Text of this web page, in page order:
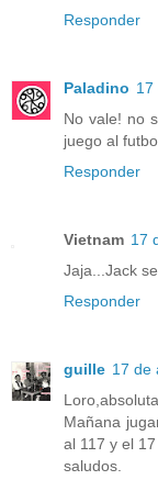
Responder
Paladino 17
No vale! no
juego al
Responder
Vietnam 17
Jaja...Jack
Responder
guille 17 de
Mañana
al 117 y el
saludos.